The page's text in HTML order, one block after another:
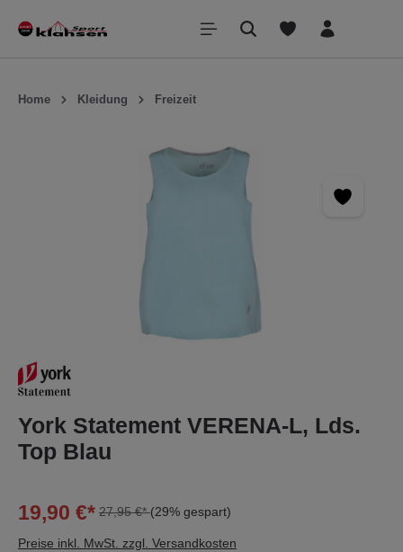
springen
Home Kleidung Freizeit
York Statement VERENA-L, Lds.
Top Blau
19,90 €* 27,95 €*(29% gespart)
Preise inkl. MwSt. zzgl. Versandkosten